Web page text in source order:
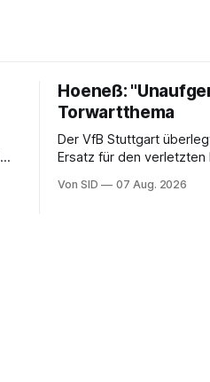
Hoeneß:
Torwartthema
Der VfB Stuttgart
Ersatz für den verletzten
Schwaben auch die
Von SID 07 Aug. 2026